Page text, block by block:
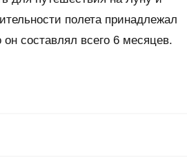
полета принадлежал
составлял всего 6 месяцев.